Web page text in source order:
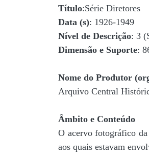
Título:Série Diretores
Data (s): 1926-1949
Nível de Descrição: 3
Dimensão e Suporte:
Nome do Produtor
Arquivo Central
Âmbito e Conteúdo
O acervo fotográfico
aos quais estavam